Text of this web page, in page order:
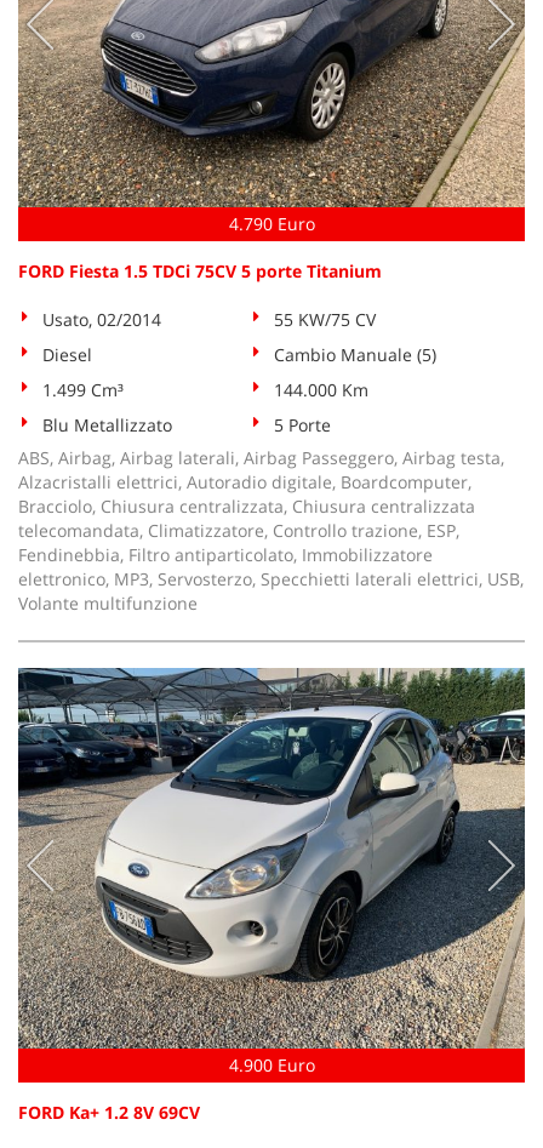
4.790 Euro
FORD Fiesta 1.5 TDCi 75CV 5 porte Titanium
Usato, 02/2014
55 KW/75 CV
Diesel
Cambio Manuale (5)
1.499 Cm³
144.000 Km
Blu Metallizzato
5 Porte
ABS, Airbag, Airbag laterali, Airbag Passeggero, Airbag testa,
Alzacristalli elettrici, Autoradio digitale, Boardcomputer,
Bracciolo, Chiusura centralizzata, Chiusura centralizzata
telecomandata, Climatizzatore, Controllo trazione, ESP,
Fendinebbia, Filtro antiparticolato, Immobilizzatore
elettronico, MP3, Servosterzo, Specchietti laterali elettrici, USB,
Volante multifunzione
4.900 Euro
FORD Ka+ 1.2 8V 69CV